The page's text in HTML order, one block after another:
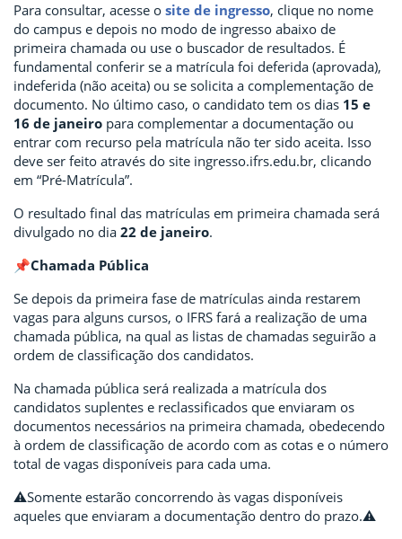
Para consultar, acesse o site de ingresso, clique no nome
do campus e depois no modo de ingresso abaixo de
primeira chamada ou use o buscador de resultados. É
fundamental conferir se a matrícula foi deferida (aprovada),
indeferida (não aceita) ou se solicita a complementação de
documento. No último caso, o candidato tem os dias 15 e
16 de janeiro para complementar a documentação ou
entrar com recurso pela matrícula não ter sido aceita. Isso
deve ser feito através do site ingresso.ifrs.edu.br, clicando
em “Pré-Matrícula”.
O resultado final das matrículas em primeira chamada será
divulgado no dia 22 de janeiro.
📌Chamada Pública
Se depois da primeira fase de matrículas ainda restarem
vagas para alguns cursos, o IFRS fará a realização de uma
chamada pública, na qual as listas de chamadas seguirão a
ordem de classificação dos candidatos.
Na chamada pública será realizada a matrícula dos
candidatos suplentes e reclassificados que enviaram os
documentos necessários na primeira chamada, obedecendo
à ordem de classificação de acordo com as cotas e o número
total de vagas disponíveis para cada uma.
⚠️Somente estarão concorrendo às vagas disponíveis
aqueles que enviaram a documentação dentro do prazo.⚠️